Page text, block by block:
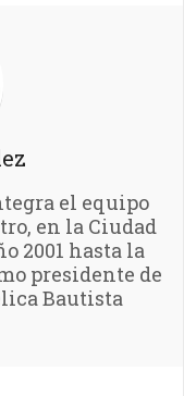
el equipo
en la Ciudad
2001 hasta la
presidente de
Bautista